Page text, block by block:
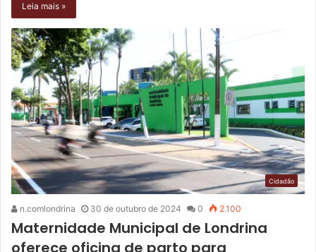
Leia mais »
Cidadão
n.comlondrina 30 de outubro de 2024 0 2.100
Maternidade Municipal de Londrina
oferece oficina de parto para